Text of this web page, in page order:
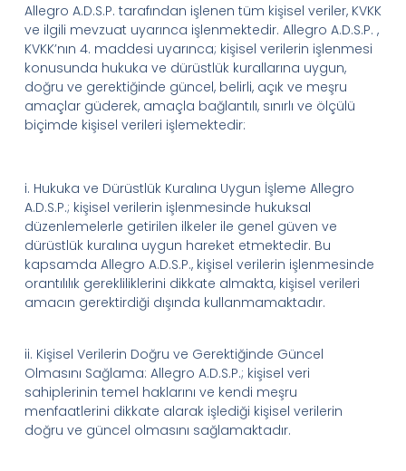
Allegro A.D.S.P. tarafından işlenen tüm kişisel veriler, KVKK
ve ilgili mevzuat uyarınca işlenmektedir. Allegro A.D.S.P. ,
KVKK’nın 4. maddesi uyarınca; kişisel verilerin işlenmesi
konusunda hukuka ve dürüstlük kurallarına uygun,
doğru ve gerektiğinde güncel, belirli, açık ve meşru
amaçlar güderek, amaçla bağlantılı, sınırlı ve ölçülü
biçimde kişisel verileri işlemektedir:
i. Hukuka ve Dürüstlük Kuralına Uygun İşleme Allegro
A.D.S.P.; kişisel verilerin işlenmesinde hukuksal
düzenlemelerle getirilen ilkeler ile genel güven ve
dürüstlük kuralına uygun hareket etmektedir. Bu
kapsamda Allegro A.D.S.P., kişisel verilerin işlenmesinde
orantılılık gerekliliklerini dikkate almakta, kişisel verileri
amacın gerektirdiği dışında kullanmamaktadır.
ii. Kişisel Verilerin Doğru ve Gerektiğinde Güncel
Olmasını Sağlama: Allegro A.D.S.P.; kişisel veri
sahiplerinin temel haklarını ve kendi meşru
menfaatlerini dikkate alarak işlediği kişisel verilerin
doğru ve güncel olmasını sağlamaktadır.